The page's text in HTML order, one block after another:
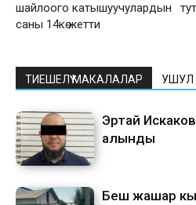
шайлоого катышуучулардын
саны 14кө жетти
ТИЕШЕЛҮҮ МАКАЛАЛАР УШУЛ
Эртай
алынды
Беш жашар